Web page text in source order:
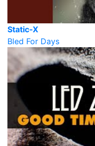
Static-X
Bled For Days